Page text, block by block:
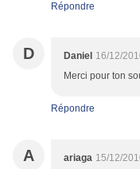
Répondre
D Daniel 16/12/
Merci pour ton
Répondre
A ariaga 15/12/